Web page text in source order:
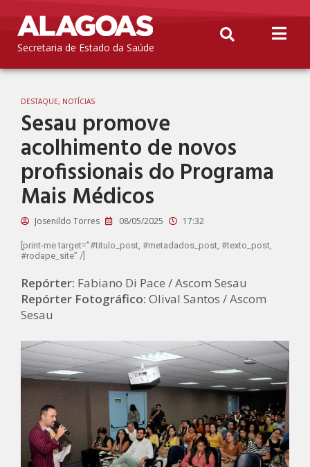
Secretaria de Estado da Saúde
DESTAQUE, NOTÍCIAS
Sesau promove
acolhimento de novos
profissionais do Programa
Mais Médicos
Josenildo Torres 08/05/2025 17:32
[print-me target=”#titulo_post, #metadados_post, #texto_post,
#rodape_site” /]
Repórter: Fabiano Di Pace / Ascom Sesau
Repórter Fotográfico: Olival Santos / Ascom
Sesau